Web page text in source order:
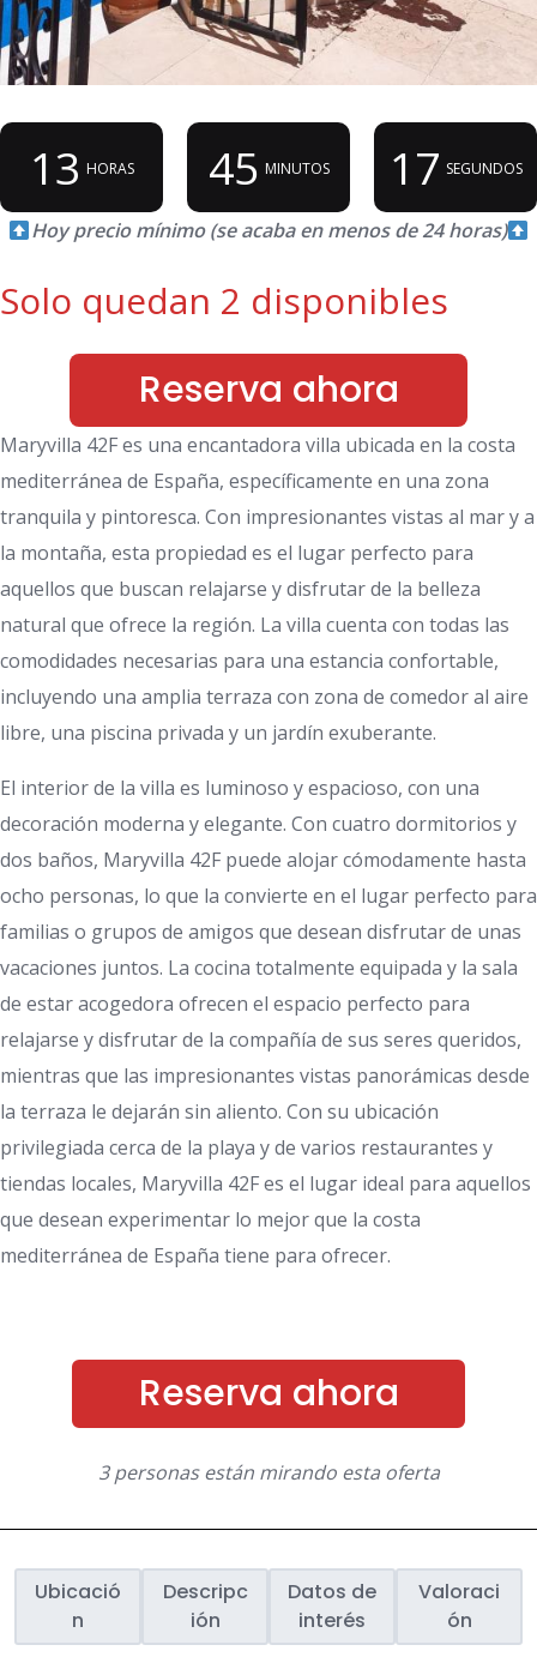
13 HORAS 45 MINUTOS 16 SEGUNDOS
Hoy precio mínimo (se acaba en menos de 24 horas)
Solo quedan 2 disponibles
Reserva ahora
Maryvilla 42F es una encantadora villa ubicada en la costa
mediterránea de España, específicamente en una zona
tranquila y pintoresca. Con impresionantes vistas al mar y a
la montaña, esta propiedad es el lugar perfecto para
aquellos que buscan relajarse y disfrutar de la belleza
natural que ofrece la región. La villa cuenta con todas las
comodidades necesarias para una estancia confortable,
incluyendo una amplia terraza con zona de comedor al aire
libre, una piscina privada y un jardín exuberante.
El interior de la villa es luminoso y espacioso, con una
decoración moderna y elegante. Con cuatro dormitorios y
dos baños, Maryvilla 42F puede alojar cómodamente hasta
ocho personas, lo que la convierte en el lugar perfecto para
familias o grupos de amigos que desean disfrutar de unas
vacaciones juntos. La cocina totalmente equipada y la sala
de estar acogedora ofrecen el espacio perfecto para
relajarse y disfrutar de la compañía de sus seres queridos,
mientras que las impresionantes vistas panorámicas desde
la terraza le dejarán sin aliento. Con su ubicación
privilegiada cerca de la playa y de varios restaurantes y
tiendas locales, Maryvilla 42F es el lugar ideal para aquellos
que desean experimentar lo mejor que la costa
mediterránea de España tiene para ofrecer.
Reserva ahora
3 personas están mirando esta oferta
Ubicació
n
Descripc
ión
Datos de
interés
Valoraci
ón